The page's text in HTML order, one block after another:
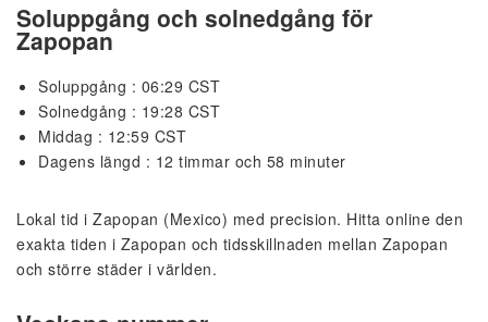
Soluppgång och solnedgång för
Zapopan
Soluppgång : 06:29 CST
Solnedgång : 19:28 CST
Middag : 12:59 CST
Dagens längd : 12 timmar och 58 minuter
Lokal tid i Zapopan (Mexico) med precision. Hitta online den
exakta tiden i Zapopan och tidsskillnaden mellan Zapopan
och större städer i världen.